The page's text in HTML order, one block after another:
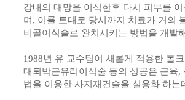
강내의 대망을 이식한후 다시 피부를
며, 이를 토대로 당시까지 치료가 거의
비골이식술로 완치시키는 방법을 개발
1988년 유 교수팀이 새롭게 적용한 볼
대퇴박근유리이식술 등의 성공은 근육
법을 이용한 사지재건술을 실용화 하는